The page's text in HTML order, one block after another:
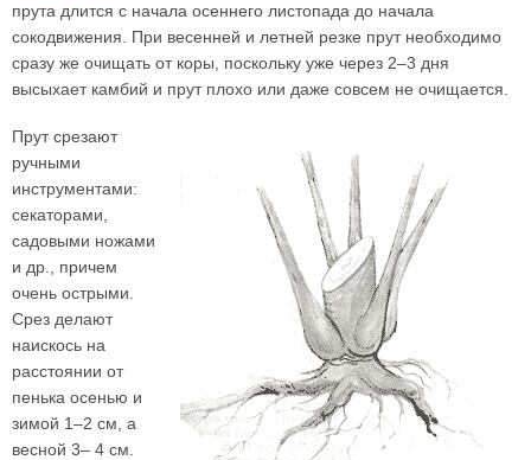
прута длится с начала осеннего листопада до начала
сокодвижения. При весенней и летней резке прут необходимо
сразу же очищать от коры, поскольку уже через 2–3 дня
высыхает камбий и прут плохо или даже совсем не очищается.
Прут срезают
ручными
инструментами:
секаторами,
садовыми ножами
и др., причем
очень острыми.
Срез делают
наискось на
расстоянии от
пенька осенью и
зимой 1–2 см, а
весной 3– 4 см.